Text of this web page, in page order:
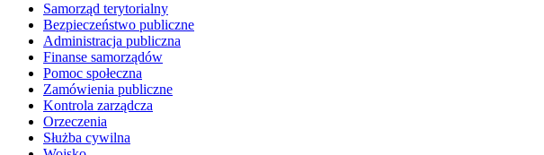
Samorząd terytorialny
Bezpieczeństwo publiczne
Administracja publiczna
Finanse samorządów
Pomoc społeczna
Zamówienia publiczne
Kontrola zarządcza
Orzeczenia
Służba cywilna